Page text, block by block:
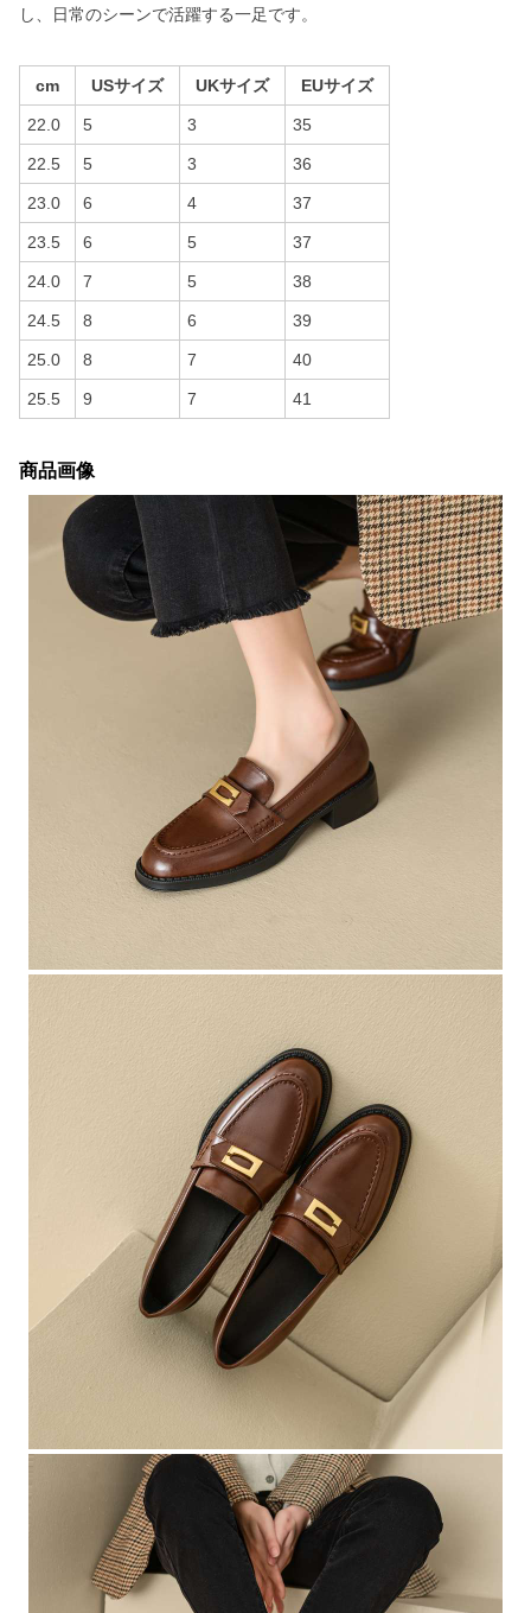
し、日常のシーンで活躍する一足です。
cm USサイズ UKサイズ EUサイズ
22.0 5 3 35
22.5 5 3 36
23.0 6 4 37
23.5 6 5 37
24.0 7 5 38
24.5 8 6 39
25.0 8 7 40
25.5 9 7 41
商品画像